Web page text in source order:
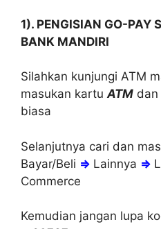
1). PENGISIAN GO-PAY
BANK MANDIRI
Silahkan kunjungi ATM
masukan kartuATM dan
biasa
Selanjutnya cari dan
Bayar/Beli ⇒ Lainnya ⇒
Commerce
Kemudian jangan lupa